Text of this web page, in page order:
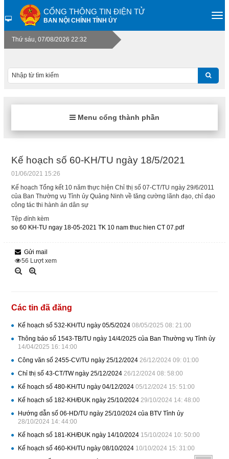
CỔNG THÔNG TIN ĐIỆN TỬ
BAN NỘI CHÍNH TỈNH ỦY
Thứ sáu, 07/08/2026 22:32
Menu cổng thành phần
Kế hoạch số 60-KH/TU ngày 18/5/2021
01/06/2021 15:26
Kế hoạch Tổng kết 10 năm thực hiện Chỉ thị số 07-CT/TU ngày 29/6/2011
của Ban Thường vụ Tỉnh ủy Quảng Ninh về tăng cường lãnh đạo, chỉ đạo
công tác thi hành án dân sự
Tệp đính kèm
so 60 KH-TU ngay 18-05-2021 TK 10 nam thuc hien CT 07.pdf
Gửi mail
56 Lượt xem
Các tin đã đăng
Kế hoạch số 532-KH/TU ngày 05/5/2024 08/05/2025 08: 21:00
Thông báo số 1543-TB/TU ngày 14/4/2025 của Ban Thường vụ Tỉnh ủy
14/04/2025 16: 14:00
Công văn số 2455-CV/TU ngày 25/12/2024 26/12/2024 09: 01:00
Chỉ thị số 43-CT/TW ngày 25/12/2024 26/12/2024 08: 58:00
Kế hoạch số 480-KH/TU ngày 04/12/2024 05/12/2024 15: 51:00
Kế hoạch số 182-KH/ĐUK ngày 25/10/2024 29/10/2024 14: 48:00
Hướng dẫn số 06-HD/TU ngày 25/10/2024 của BTV Tỉnh ủy
28/10/2024 14: 44:00
Kế hoạch số 181-KH/ĐUK ngày 14/10/2024 15/10/2024 10: 50:00
Kế hoạch số 460-KH/TU ngày 08/10/2024 10/10/2024 15: 31:00